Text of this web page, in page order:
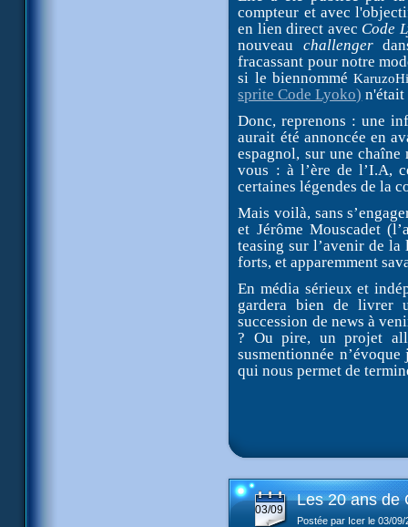
compteur et avec
en lien direct avec Code
nouveau challenger
fracassant pour notre
si le biennommé
sprite Code Lyoko) n'était
Donc, reprenons : une
aurait été annoncée en
espagnol, sur une
vous : à l’ère de l’I.A,
certaines légendes de la
Mais voilà, sans
et Jérôme Mouscadet
teasing sur l’avenir de la
forts, et apparemment
En média sérieux et
gardera bien de livrer
succession de news à
? Ou pire, un projet
susmentionnée
qui nous permet de
03/09
Les 20 ans de
Postée par Icer le 03/